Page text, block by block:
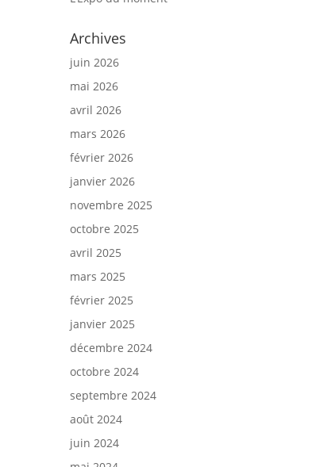
Archives
juin 2026
mai 2026
avril 2026
mars 2026
février 2026
janvier 2026
novembre 2025
octobre 2025
avril 2025
mars 2025
février 2025
janvier 2025
décembre 2024
octobre 2024
septembre 2024
août 2024
juin 2024